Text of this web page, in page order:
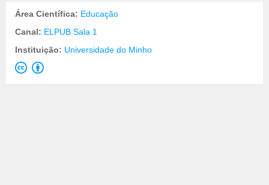
Área Científica: Educação
Canal: ELPUB Sala 1
Instituição: Universidade do Minho